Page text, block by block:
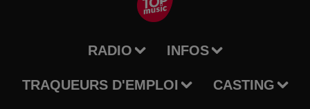
RADIO INFOS
TRAQUEURS D'EMPLOI CASTING